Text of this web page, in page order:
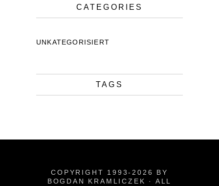
CATEGORIES
UNKATEGORISIERT
TAGS
COPYRIGHT 1993-2026 BY
BOGDAN KRAMLICZEK · ALL